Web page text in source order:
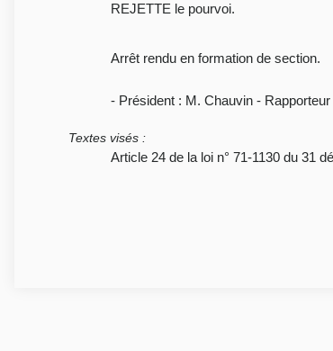
REJETTE le pourvoi.
Arrêt rendu en formation de section.
- Président : M. Chauvin -
Textes visés :
Article 24 de la loi n° 71-1130 du 31